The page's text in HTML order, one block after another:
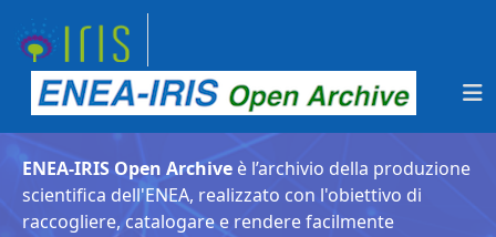
ENEA-IRIS Open Archive è l’archivio della produzione
scientifica dell'ENEA, realizzato con l'obiettivo di
raccogliere, catalogare e rendere facilmente